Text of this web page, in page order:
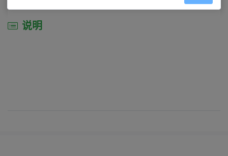
说明